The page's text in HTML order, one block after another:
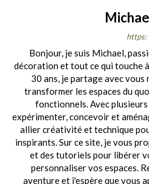
https:
Bonjour, je suis Michael,
décoration et tout ce qui touche
30 ans, je partage avec vous
transformer les espaces du
fonctionnels. Avec plusieurs
expérimenter, concevoir et
allier créativité et technique
inspirants. Sur ce site, je vous
et des tutoriels pour libérer
personnaliser vos espaces.
aventure et j'espère que vous